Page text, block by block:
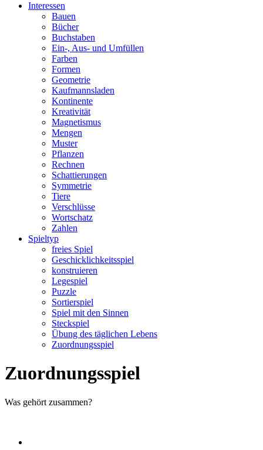
Interessen
Bauen
Bücher
Buchstaben
Ein-, Aus- und Umfüllen
Farben
Formen
Geometrie
Kaufmannsladen
Kontinente
Kreativität
Magnetismus
Mengen
Muster
Pflanzen
Rechnen
Schattierungen
Symmetrie
Tiere
Verschlüsse
Wortschatz
Zahlen
Spieltyp
freies Spiel
Geschicklichkeitsspiel
konstruieren
Legespiel
Puzzle
Sortierspiel
Spiel mit den Sinnen
Steckspiel
Übung des täglichen Lebens
Zuordnungsspiel
Zuordnungsspiel
Was gehört zusammen?